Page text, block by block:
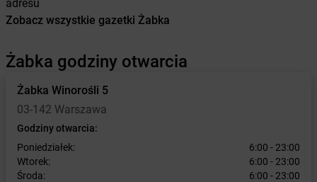
adresu
Zobacz wszystkie gazetki Żabka
Żabka godziny otwarcia
Żabka Winorośli 5
03-142 Warszawa
Godziny otwarcia:
Poniedziałek:
6:00 - 23:00
Wtorek:
6:00 - 23:00
Środa:
6:00 - 23:00